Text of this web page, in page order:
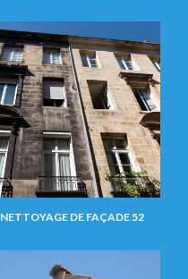
NETTOYAGE DE FAÇADE 52